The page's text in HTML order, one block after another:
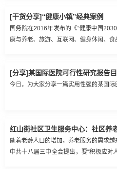
效、方便、价廉的医疗卫生服务”。在这
院的公益性。这几年政府在全国公立医
格改革正是基于让公立医院回归公益性推
[干货分享]“健康小镇”经典案例
国务院在2016年发布的《“健康中国
康与养老、旅游、互联网、健身休闲、食
[分享]某国际医院可行性研究报告
今日，为大家分享一篇实用性强的某国际
红山街社区卫生服务中心：社区养
随着老龄人口的增加，养老服务的需求越
中共十八届三中全会提出，要“积极应